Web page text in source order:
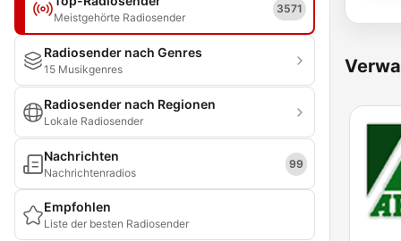
Meistgehörte Radiosender
3571
Radiosender nach Genres
15 Musikgenres
Radiosender nach Regionen
Lokale Radiosender
Nachrichten
Nachrichtenradios
99
Empfohlen
Liste der besten Radiosender